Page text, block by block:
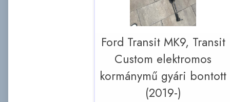
Ford Transit MK9, Transit
Custom elektromos
kormánymű gyári bontott
(2019-)